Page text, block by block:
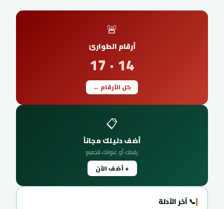
🚨
أرقام الطوارئ
14 · 17
كل الأرقام ←
📋
أضف دليلك مجاناً
رقمك أو عنوانك للجميع
+ أضف الآن
📞 آخر الأدلة